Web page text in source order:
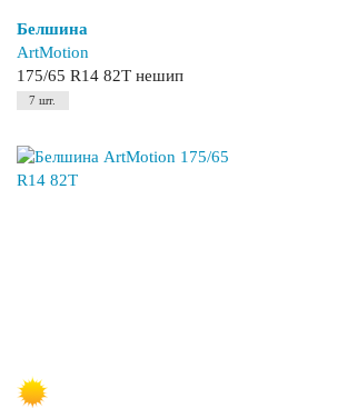
Белшина
ArtMotion
175/65 R14 82T нешип
7 шт.